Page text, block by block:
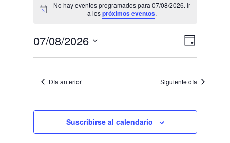
en
07/08/2026
Aviso
No hay eventos programados para 07/08/2026. Ir
a lospróximos eventos.
N
a
v
g
a
N
e
i
Día
07/08/2026
Día anterior Siguiente día
Suscribirse al calendario